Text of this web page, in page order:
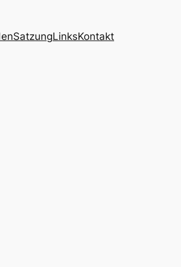
SatzungLinksKontakt